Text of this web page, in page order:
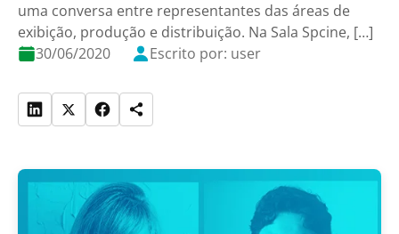
uma conversa entre representantes das áreas de
exibição, produção e distribuição. Na Sala Spcine, […]
30/06/2020
Escrito por: user